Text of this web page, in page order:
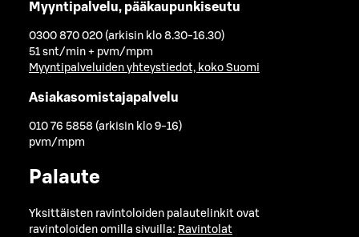
Myyntipalvelu, pääkaupunkiseutu
0300 870 020 (arkisin klo 8.30-16.30)
51 snt/min + pvm/mpm
Myyntipalveluiden yhteystiedot, koko Suomi
Asiakasomistajapalvelu
010 76 5858 (arkisin klo 9-16)
pvm/mpm
Palaute
Yksittäisten ravintoloiden palautelinkit ovat
ravintoloiden omilla sivuilla: Ravintolat